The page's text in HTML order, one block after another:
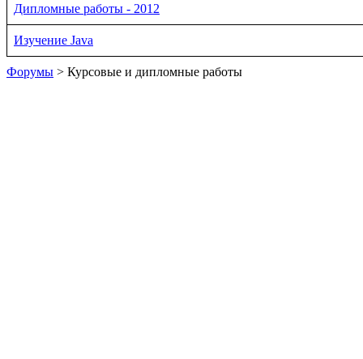
Дипломные работы - 2012
Изучение Java
Форумы > Курсовые и дипломные работы